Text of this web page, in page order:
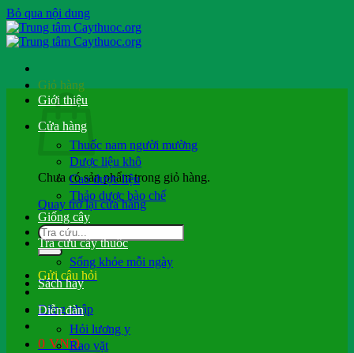
Bỏ qua nội dung
Giỏ hàng
Chưa có sản phẩm trong giỏ hàng.
Quay trở lại cửa hàng
Gửi câu hỏi
Đăng nhập
0 VND
Giới thiệu
Cửa hàng
Thuốc nam người mường
Dược liệu khô
Cao dược liệu
Thảo dược bào chế
Giống cây
Tra cứu cây thuốc
Sống khỏe mỗi ngày
Sách hay
Diễn đàn
Hỏi lương y
Rao vặt